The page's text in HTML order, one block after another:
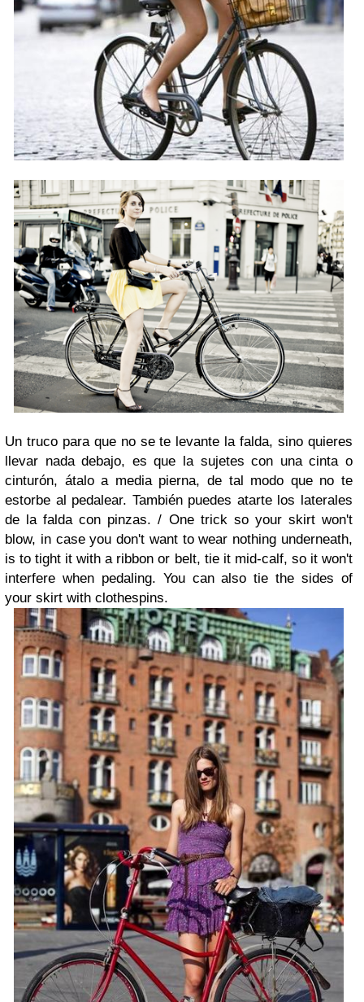
Un truco para que no se te levante la falda, sino quieres
llevar nada debajo, es que la sujetes con una cinta o
cinturón, átalo a media pierna, de tal modo que no te
estorbe al pedalear. También puedes atarte los laterales
de la falda con pinzas. / One trick so your skirt won't
blow, in case you don't want to wear nothing underneath,
is to tight it with a ribbon or belt, tie it mid-calf, so it won't
interfere when pedaling. You can also tie the sides of
your skirt with clothespins.